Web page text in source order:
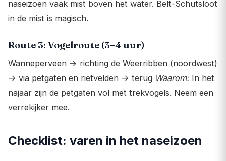
naseizoen vaak mist boven het water. Belt-Schutsloot
in de mist is magisch.
Route 3: Vogelroute (3–4 uur)
Wanneperveen → richting de Weerribben (noordwest)
→ via petgaten en rietvelden → terug Waarom:In het
najaar zijn de petgaten vol met trekvogels. Neem een
verrekijker mee.
Checklist: varen in het naseizoen